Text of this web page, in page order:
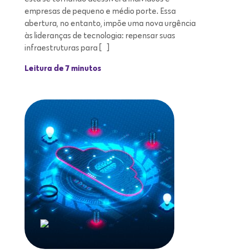
empresas de pequeno e médio porte. Essa
abertura, no entanto, impõe uma nova urgência
às lideranças de tecnologia: repensar suas
infraestruturas para […]
Leitura de 7 minutos